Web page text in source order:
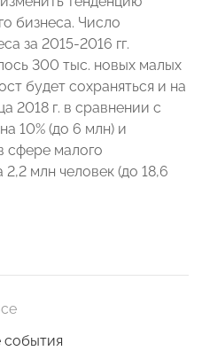
бизнеса. Число
за 2015-2016 гг.
300 тыс. новых малых
будет сохраняться и на
2018 г. в сравнении с
10% (до 6 млн) и
сфере малого
млн человек (до 18,6
события